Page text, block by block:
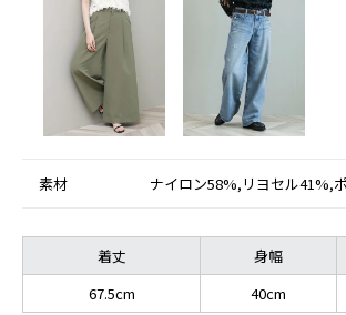
素材 ナイロン58%,リヨセル41%,
着丈 身幅
67.5cm
40cm